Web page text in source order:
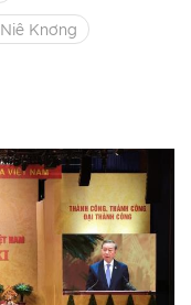
Knơng